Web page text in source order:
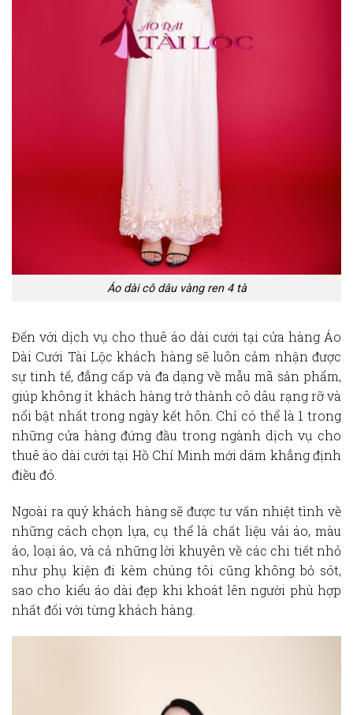
Áo dài cô dâu vàng ren 4 tà
Đến với dịch vụ cho thuê áo dài cưới tại cửa hàng Áo
Dài Cưới Tài Lộc khách hàng sẽ luôn cảm nhận được
sự tinh tế, đẳng cấp và đa dạng về mẫu mã sản phẩm,
giúp không ít khách hàng trở thành cô dâu rạng rỡ và
nổi bật nhất trong ngày kết hôn. Chỉ có thể là 1 trong
những cửa hàng đứng đầu trong ngành dịch vụ cho
thuê áo dài cưới tại Hồ Chí Minh mới dám khẳng định
điều đó.
Ngoài ra quý khách hàng sẽ được tư vấn nhiệt tình về
những cách chọn lựa, cụ thể là chất liệu vải áo, màu
áo, loại áo, và cả những lời khuyên về các chi tiết nhỏ
như phụ kiện đi kèm chúng tôi cũng không bỏ sót,
sao cho kiểu áo dài đẹp khi khoát lên người phù hợp
nhất đối với từng khách hàng.